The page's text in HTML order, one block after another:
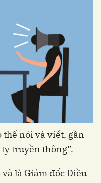
thể nói và viết, gần
truyền thông”.
là Giám đốc Điều